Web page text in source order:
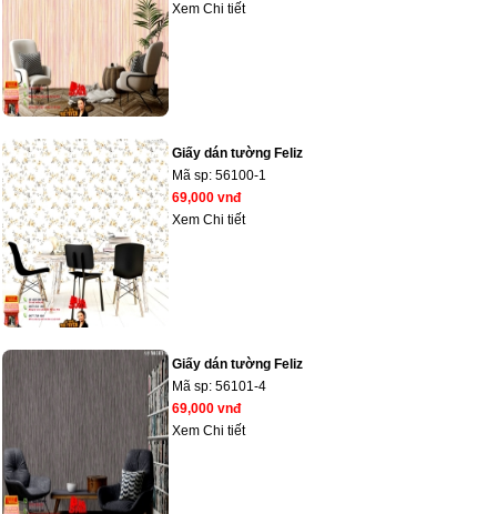
Xem Chi tiết
Giấy dán tường Feliz
Mã sp: 56100-1
69,000 vnđ
Xem Chi tiết
Giấy dán tường Feliz
Mã sp: 56101-4
69,000 vnđ
Xem Chi tiết